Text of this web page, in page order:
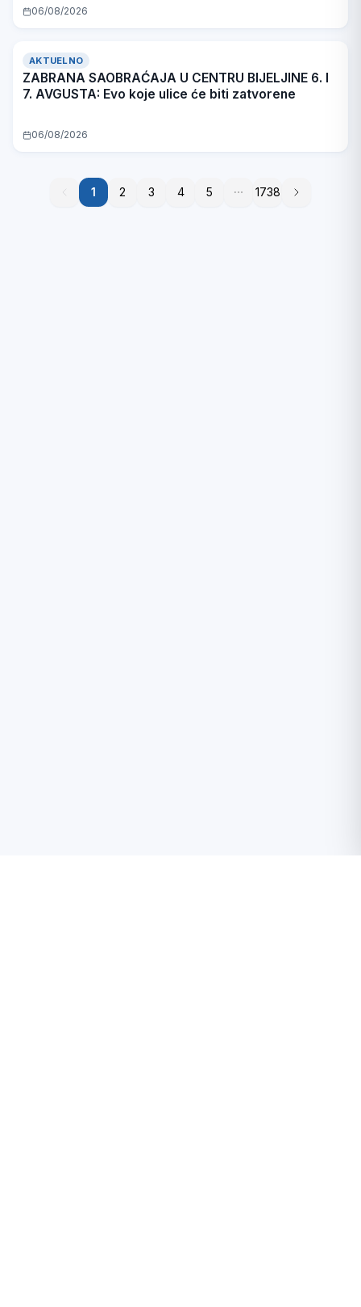
06/08/2026
AKTUELNO
ZABRANA SAOBRAĆAJA U CENTRU BIJELJINE 6. I
7. AVGUSTA: Evo koje ulice će biti zatvorene
06/08/2026
1
1 2 3 4 5 1738